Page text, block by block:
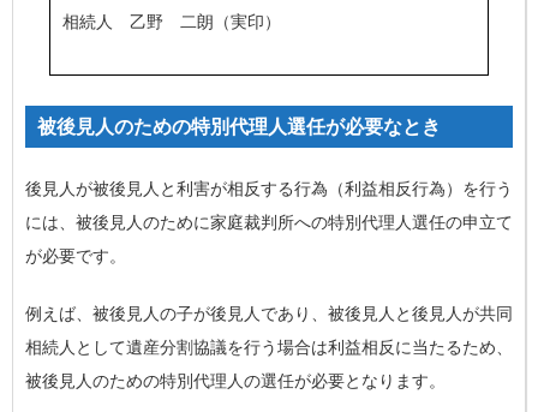
相続人 乙野 二朗（実印）
被後見人のための特別代理人選任が必要なとき
後見人が被後見人と利害が相反する行為（利益相反行為）を行う
には、被後見人のために家庭裁判所への特別代理人選任の申立て
が必要です。
例えば、被後見人の子が後見人であり、被後見人と後見人が共同
相続人として遺産分割協議を行う場合は利益相反に当たるため、
被後見人のための特別代理人の選任が必要となります。